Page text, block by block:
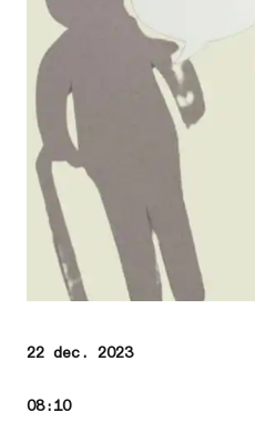
22 dec. 2023
08:10